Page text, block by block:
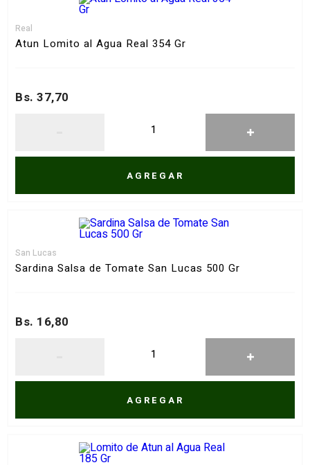
Real
Atun Lomito al Agua Real 354 Gr
Bs. 37,70
AGREGAR
San Lucas
Sardina Salsa de Tomate San Lucas 500 Gr
Bs. 16,80
AGREGAR